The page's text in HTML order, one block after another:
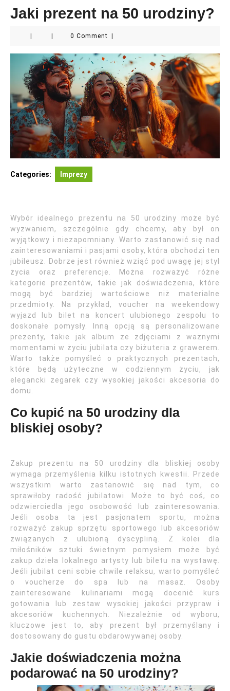
Jaki prezent na 50 urodziny?
0 Comment
Categories: Imprezy
Wybór idealnego prezentu na 50 urodziny może być
wyzwaniem, szczególnie gdy chcemy, aby był on
wyjątkowy i niezapomniany. Warto zastanowić się nad
zainteresowaniami i pasjami osoby, która obchodzi ten
jubileusz. Dobrze jest również wziąć pod uwagę jej styl
życia oraz preferencje. Można rozważyć różne
kategorie prezentów, takie jak doświadczenia, które
mogą być bardziej wartościowe niż materialne
przedmioty. Na przykład, voucher na weekendowy
wyjazd lub bilet na koncert ulubionego zespołu to
doskonałe pomysły. Inną opcją są personalizowane
prezenty, takie jak album ze zdjęciami z ważnymi
momentami w życiu jubilata czy biżuteria z grawerem.
Warto także pomyśleć o praktycznych prezentach,
które będą użyteczne w codziennym życiu, jak
elegancki zegarek czy wysokiej jakości akcesoria do
domu.
Co kupić na 50 urodziny dla
bliskiej osoby?
Zakup prezentu na 50 urodziny dla bliskiej osoby
wymaga przemyślenia kilku istotnych kwestii. Przede
wszystkim warto zastanowić się nad tym, co
sprawiłoby radość jubilatowi. Może to być coś, co
odzwierciedla jego osobowość lub zainteresowania.
Jeśli osoba ta jest pasjonatem sportu, można
rozważyć zakup sprzętu sportowego lub akcesoriów
związanych z ulubioną dyscypliną. Z kolei dla
miłośników sztuki świetnym pomysłem może być
zakup dzieła lokalnego artysty lub biletu na wystawę.
Jeśli jubilat ceni sobie chwile relaksu, warto pomyśleć
o voucherze do spa lub na masaż. Osoby
zainteresowane kulinariami mogą docenić kurs
gotowania lub zestaw wysokiej jakości przypraw i
akcesoriów kuchennych. Niezależnie od wyboru,
kluczowe jest to, aby prezent był przemyślany i
dostosowany do gustu obdarowywanej osoby.
Jakie doświadczenia można
podarować na 50 urodziny?